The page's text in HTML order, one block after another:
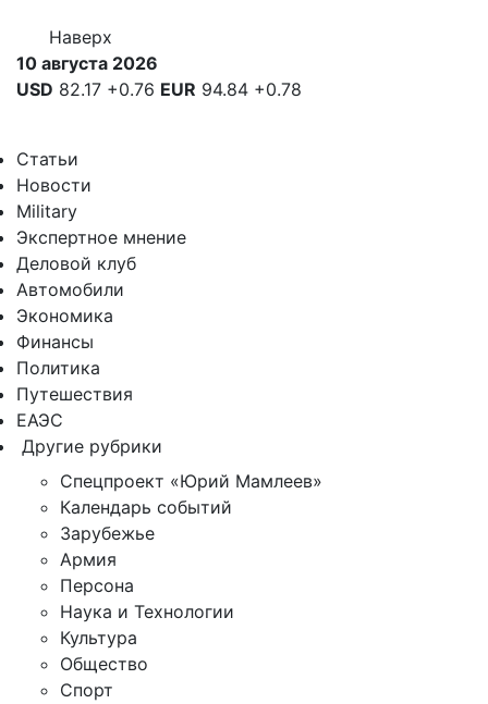
Наверх
10 августа 2026
USD 82.17 +0.76 EUR 94.84 +0.78
Статьи
Новости
Military
Экспертное мнение
Деловой клуб
Автомобили
Экономика
Финансы
Политика
Путешествия
ЕАЭС
Другие рубрики
Спецпроект «Юрий Мамлеев»
Календарь событий
Зарубежье
Армия
Персона
Наука и Технологии
Культура
Общество
Спорт